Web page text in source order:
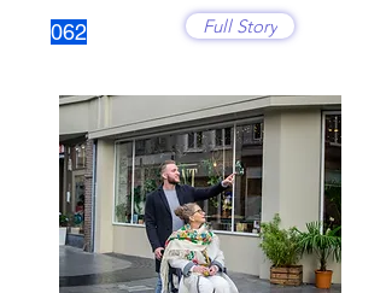
062 Full Story